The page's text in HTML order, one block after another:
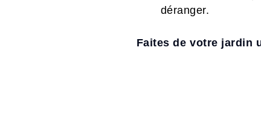
déranger.
Faites de votre jardin